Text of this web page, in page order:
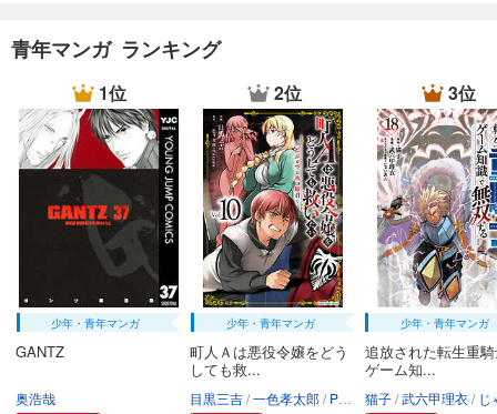
青年マンガ ランキング
1位
少年・青年マンガ
GANTZ
奥浩哉
2位
少年・青年マンガ
町人Ａは悪役令嬢をどう
しても救...
目黒三吉 一色孝太郎 Parum
3位
少年・青年マンガ
追放された転生重
ゲーム知...
猫子 武六甲理衣 じゃ